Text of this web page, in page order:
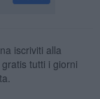
iscriviti alla
tutti i giorni